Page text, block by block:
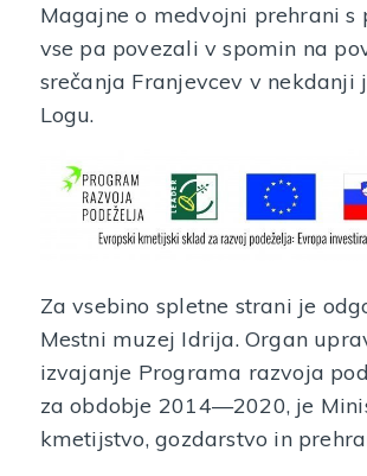
Magajne o medvojni prehrani s
vse pa povezali v spomin na
srečanja Franjevcev v nekdanji
Logu.
Za vsebino spletne strani je
Mestni muzej Idrija. Organ
izvajanje Programa razvoja
za obdobje 2014—2020, je
kmetijstvo, gozdarstvo in